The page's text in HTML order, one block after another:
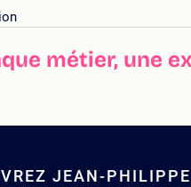
métier, une
JEAN-